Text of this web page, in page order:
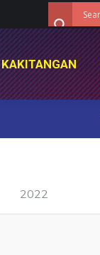
KAKITANGAN
2022
KAKITANGAN